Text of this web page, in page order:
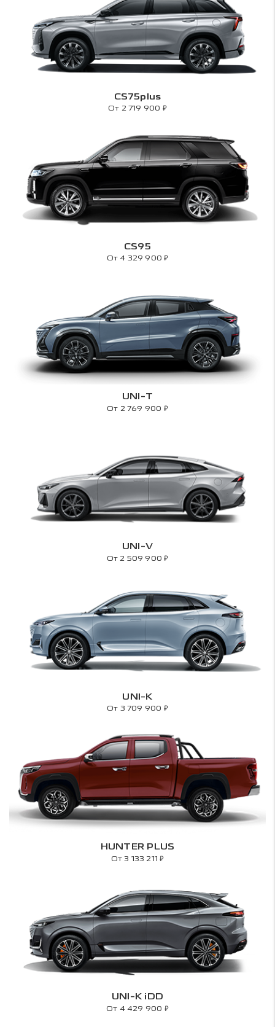
CS75plus
От 2 719 900 ₽
CS95
От 4 329 900₽
UNI-T
От 2 769 900 ₽
UNI-V
От 2 509 900₽
UNI-K
От 3 709 900 ₽
HUNTER PLUS
От 3 133 211₽
UNI-K iDD
От 4 429 900 ₽